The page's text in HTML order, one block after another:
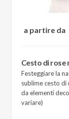
a partire da
Cesto di rose
Festeggiare la
sublime cesto
da elementi
variare)